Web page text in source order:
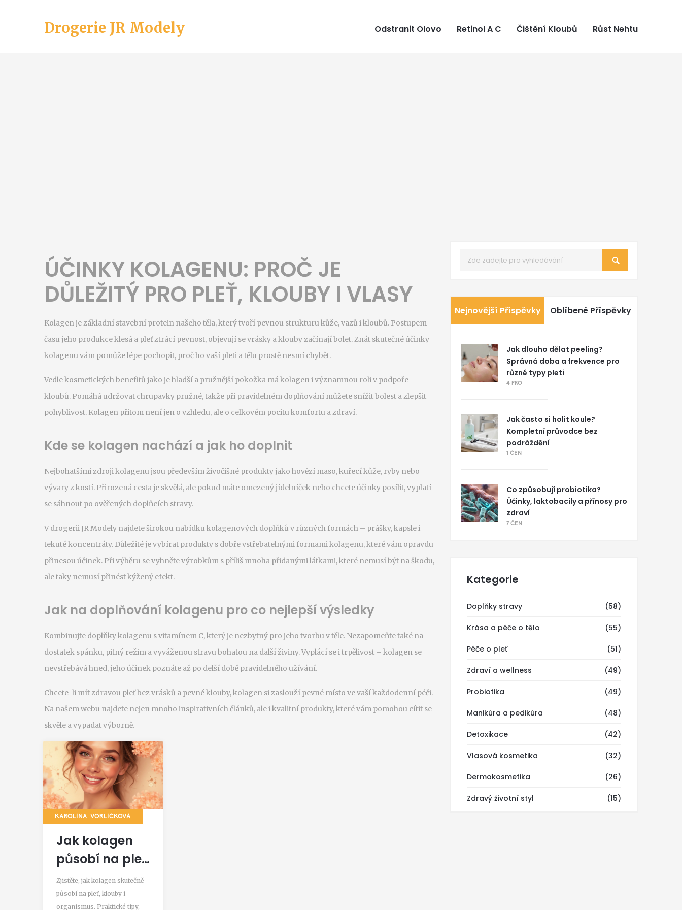
Drogerie JR Modely Odstranit Olovo Retinol A C Čištění Kloubů Růst Nehtu
ÚČINKY KOLAGENU: PROČ JE
DŮLEŽITÝ PRO PLEŤ, KLOUBY I VLASY
Kolagen je základní stavební protein našeho těla, který tvoří pevnou strukturu kůže, vazů i kloubů. Postupem
času jeho produkce klesá a pleť ztrácí pevnost, objevují se vrásky a klouby začínají bolet. Znát skutečné účinky
kolagenu vám pomůže lépe pochopit, proč ho vaší pleti a tělu prostě nesmí chybět.
Vedle kosmetických benefitů jako je hladší a pružnější pokožka má kolagen i významnou roli v podpoře
kloubů. Pomáhá udržovat chrupavky pružné, takže při pravidelném doplňování můžete snížit bolest a zlepšit
pohyblivost. Kolagen přitom není jen o vzhledu, ale o celkovém pocitu komfortu a zdraví.
Kde se kolagen nachází a jak ho doplnit
Nejbohatšími zdroji kolagenu jsou především živočišné produkty jako hovězí maso, kuřecí kůže, ryby nebo
vývary z kostí. Přirozená cesta je skvělá, ale pokud máte omezený jídelníček nebo chcete účinky posílit, vyplatí
se sáhnout po ověřených doplňcích stravy.
V drogerii JR Modely najdete širokou nabídku kolagenových doplňků v různých formách – prášky, kapsle i
tekuté koncentráty. Důležité je vybírat produkty s dobře vstřebatelnými formami kolagenu, které vám opravdu
přinesou účinek. Při výběru se vyhněte výrobkům s příliš mnoha přidanými látkami, které nemusí být na škodu,
ale taky nemusí přinést kýžený efekt.
Jak na doplňování kolagenu pro co nejlepší výsledky
Kombinujte doplňky kolagenu s vitamínem C, který je nezbytný pro jeho tvorbu v těle. Nezapomeňte také na
dostatek spánku, pitný režim a vyváženou stravu bohatou na další živiny. Vyplácí se i trpělivost – kolagen se
nevstřebává hned, jeho účinek poznáte až po delší době pravidelného užívání.
Chcete-li mít zdravou pleť bez vrásků a pevné klouby, kolagen si zaslouží pevné místo ve vaší každodenní péči.
Na našem webu najdete nejen mnoho inspirativních článků, ale i kvalitní produkty, které vám pomohou cítit se
skvěle a vypadat výborně.
KAROLÍNA VORLÍČKOVÁ
Jak kolagen
působí na pleť,
klouby a
zdraví:
Zjistěte, jak kolagen skutečně
působí na pleť, klouby i
organismus. Praktické tipy,
Nejnovější Příspěvky Oblíbené Příspěvky
Jak dlouho dělat peeling?
Správná doba a frekvence pro
různé typy pleti
4 PRO
Jak často si holit koule?
Kompletní průvodce bez
podráždění
1 ČEN
Co způsobují probiotika?
Účinky, laktobacily a přínosy pro
zdraví
7 ČEN
Kategorie
Doplňky stravy (58)
Krása a péče o tělo (55)
Péče o pleť (51)
Zdraví a wellness (49)
Probiotika (49)
Manikúra a pedikúra (48)
Detoxikace (42)
Vlasová kosmetika (32)
Dermokosmetika (26)
Zdravý životní styl (15)